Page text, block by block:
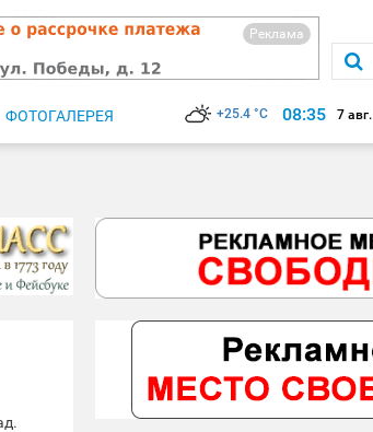
Реклама
ФОТОГАЛЕРЕЯ +25.4 °C 08:35 7 авг.